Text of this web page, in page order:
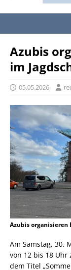
Azubis
im
05.05.2026
Azubis organisieren
Am Samstag, 30.
von 12 bis 18
dem Titel